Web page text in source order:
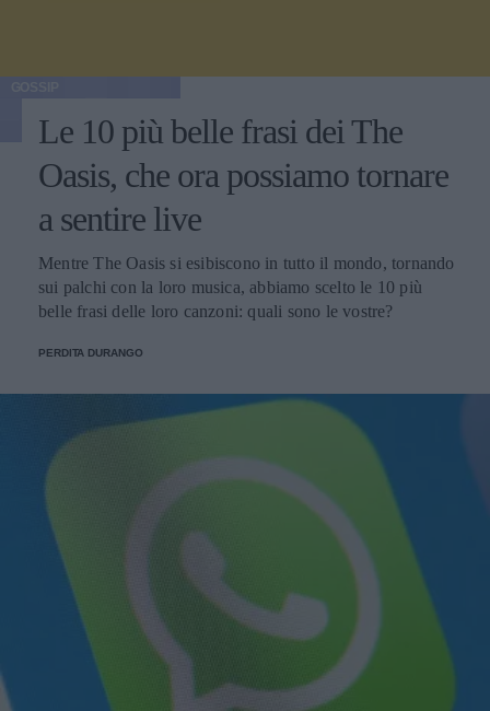
Le 10 più belle frasi dei The
Oasis, che ora possiamo tornare
a sentire live
Mentre The Oasis si esibiscono in tutto il mondo, tornando
sui palchi con la loro musica, abbiamo scelto le 10 più
belle frasi delle loro canzoni: quali sono le vostre?
PERDITA DURANGO